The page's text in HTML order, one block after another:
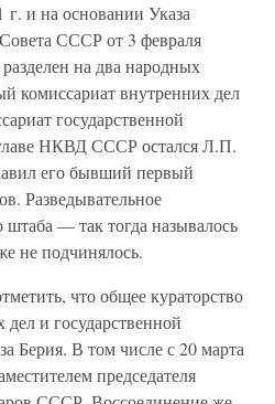
и на основании Указа
СССР от 3 февраля
на два народных
комиссариат внутренних дел
государственной
НКВД СССР остался Л.П.
его бывший первый
Разведывательное
штаба — так тогда называлось
не подчинялось.
что общее кураторство
и государственной
Берия. В том числе с 20 марта
председателя